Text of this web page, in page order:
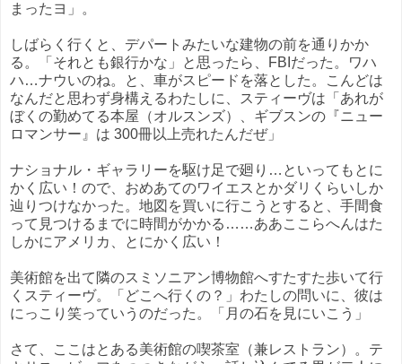
まったヨ」。
しばらく行くと、デパートみたいな建物の前を通りかか
る。「それとも銀行かな」と思ったら、FBIだった。ワハ
ハ…ナウいのね。と、車がスピードを落とした。こんどは
なんだと思わず身構えるわたしに、スティーヴは「あれが
ぼくの勤めてる本屋（オルスンズ）、ギブスンの『ニュー
ロマンサー』は 300冊以上売れたんだぜ」
ナショナル・ギャラリーを駆け足で廻り…といってもとに
かく広い！ので、おめあてのワイエスとかダリくらいしか
辿りつけなかった。地図を買いに行こうとすると、手間食
って見つけるまでに時間がかかる……ああここらへんはた
しかにアメリカ、とにかく広い！
美術館を出て隣のスミソニアン博物館へすたすた歩いて行
くスティーヴ。「どこへ行くの？」わたしの問いに、彼は
にっこり笑っていうのだった。「月の石を見にいこう」
さて、ここはとある美術館の喫茶室（兼レストラン）。テ